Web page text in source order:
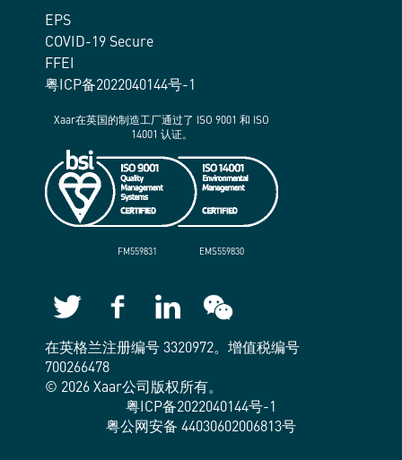
EPS
COVID-19 Secure
FFEI
粤ICP备2022040144号-1
Xaar在英国的制造工厂通过了 ISO 9001 和 ISO
14001 认证。
FM559831 EMS559830
在英格兰注册编号 3320972。增值税编号
700266478
© 2026 Xaar公司版权所有。
粤ICP备2022040144号-1
粤公网安备 44030602006813号